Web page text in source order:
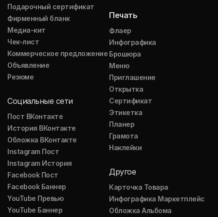
Подарочный сертификат
Фирменный бланк
Медиа-кит
Чек-лист
Коммерческое предложение
Объявление
Резюме
Социальные сети
Пост ВКонтакте
История ВКонтакте
Обложка ВКонтакте
Instagram Пост
Instagram История
Facebook Пост
Facebook Баннер
YouTube Превью
YouTube Баннер
Печать
Флаер
Инфографика
Брошюра
Меню
Приглашение
Открытка
Сертификат
Этикетка
Планер
Грамота
Наклейки
Другое
Карточка Товара
Инфографика Маркетплейс
Обложка Альбома